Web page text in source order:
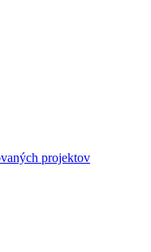
projektov